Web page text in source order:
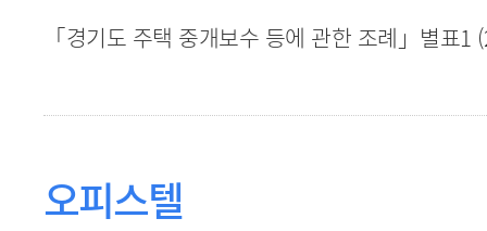
「경기도 주택 중개보수 등에 관한 조례」별표1
오피스텔